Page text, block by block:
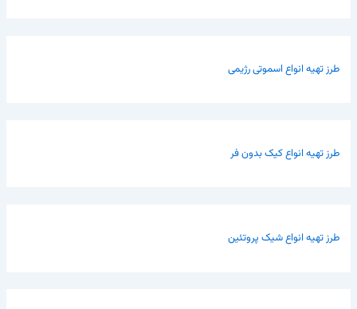
طرز تهیه انواع اسموتی رژیمی
طرز تهیه انواع کیک بدون فر
طرز تهیه انواع شیک پروتئین